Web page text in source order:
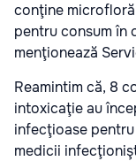
conţine
pentru consum în
menţionează
Reamintim că, 8
intoxicaţie au
infecţioase
medicii